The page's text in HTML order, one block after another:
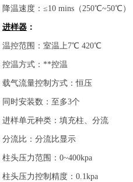
降温速度：≤10 mins（250℃~50℃）
进样器 ：
温控范围：室温上7℃ 420℃
控温方式：**控温
载气流量控制方式：恒压
同时安装数：至多3个
进样单元种类：填充柱、分流
分流比：分流比显示
柱头压力范围：0~400kpa
柱头压力控制精度：0.1kpa